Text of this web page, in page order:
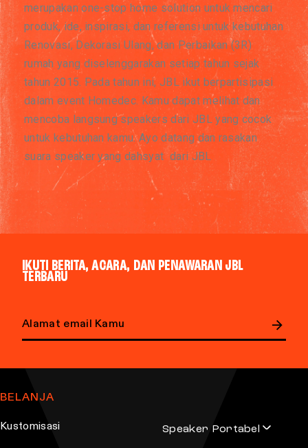
merupakan one-stop home solution untuk mencari
produk, ide, inspirasi, dan referensi untuk kebutuhan
Renovasi, Dekorasi Ulang, dan Perbaikan (3R)
rumah yang diselenggarakan setiap tahun sejak
tahun 2015. Pada tahun ini, JBL ikut berpartisipasi
dalam event Homedec. Kamu dapat melihat dan
mencoba langsung speakers dari JBL yang cocok
untuk kebutuhan kamu. Ayo datang dan rasakan
suara speaker yang dahsyat dari JBL
IKUTI BERITA, ACARA, DAN PENAWARAN JBL
TERBARU
m
i
BELANJA
Kustomisasi Speaker Portabel